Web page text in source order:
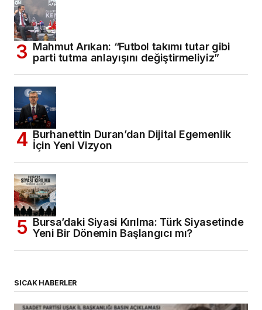
Mahmut Arıkan: “Futbol takımı tutar gibi
parti tutma anlayışını değiştirmeliyiz”
Burhanettin Duran’dan Dijital Egemenlik
İçin Yeni Vizyon
Bursa’daki Siyasi Kırılma: Türk Siyasetinde
Yeni Bir Dönemin Başlangıcı mı?
SICAK HABERLER